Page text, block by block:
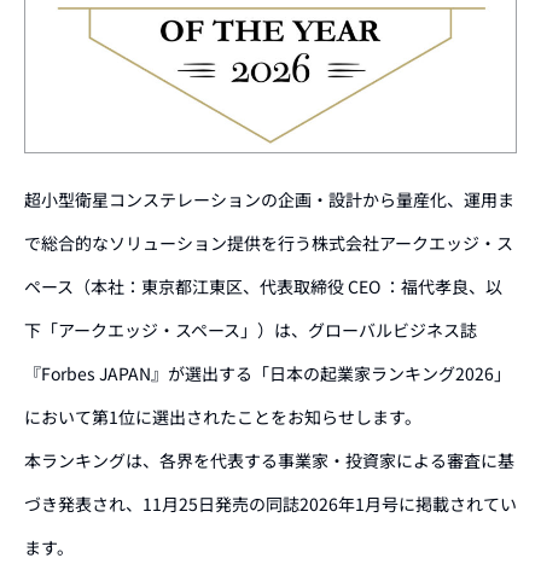
超小型衛星コンステレーションの企画・設計から量産化、運用ま
で総合的なソリューション提供を行う株式会社アークエッジ・ス
ペース（本社：東京都江東区、代表取締役 CEO ：福代孝良、以
下「アークエッジ・スペース」）は、グローバルビジネス誌
『Forbes JAPAN』が選出する「日本の起業家ランキング2026」
において第1位に選出されたことをお知らせします。
本ランキングは、各界を代表する事業家・投資家による審査に基
づき発表され、11月25日発売の同誌2026年1月号に掲載されてい
ます。